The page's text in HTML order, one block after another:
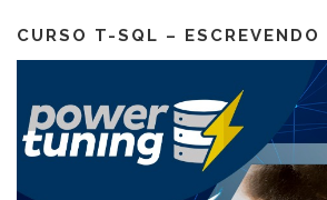
CURSO T-SQL – ESCREVENDO